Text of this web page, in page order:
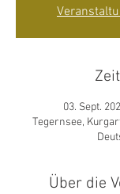
03. Sept.
Tegernsee,
Über die